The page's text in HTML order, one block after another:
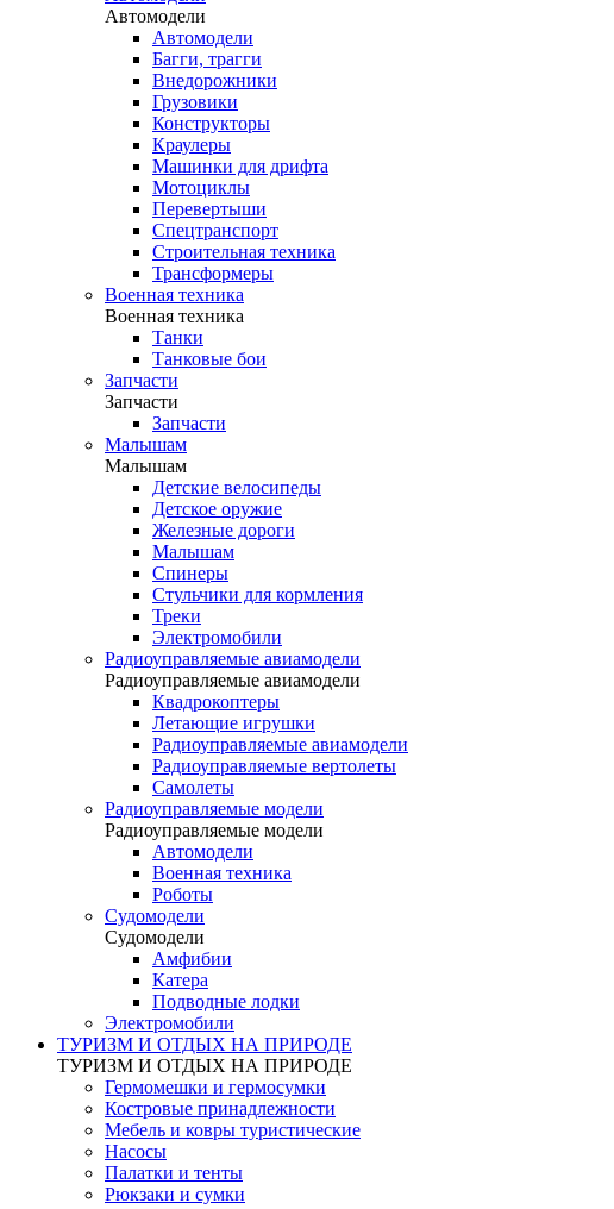
Автомодели
Автомодели
Багги, трагги
Внедорожники
Грузовики
Конструкторы
Краулеры
Машинки для дрифта
Мотоциклы
Перевертыши
Спецтранспорт
Строительная техника
Трансформеры
Военная техника
Военная техника
Танки
Танковые бои
Запчасти
Запчасти
Запчасти
Малышам
Малышам
Детские велосипеды
Детское оружие
Железные дороги
Малышам
Спинеры
Стульчики для кормления
Треки
Электромобили
Радиоуправляемые авиамодели
Радиоуправляемые авиамодели
Квадрокоптеры
Летающие игрушки
Радиоуправляемые авиамодели
Радиоуправляемые вертолеты
Самолеты
Радиоуправляемые модели
Радиоуправляемые модели
Автомодели
Военная техника
Роботы
Судомодели
Судомодели
Амфибии
Катера
Подводные лодки
Электромобили
ТУРИЗМ И ОТДЫХ НА ПРИРОДЕ
ТУРИЗМ И ОТДЫХ НА ПРИРОДЕ
Гермомешки и гермосумки
Костровые принадлежности
Мебель и ковры туристические
Насосы
Палатки и тенты
Рюкзаки и сумки